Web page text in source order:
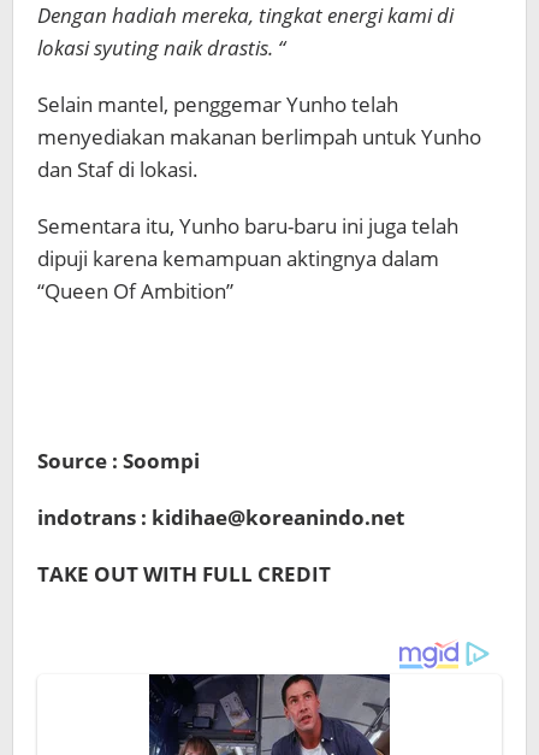
Dengan hadiah mereka, tingkat energi kami di
lokasi syuting naik drastis. “
Selain mantel, penggemar Yunho telah
menyediakan makanan berlimpah untuk Yunho
dan Staf di lokasi.
Sementara itu, Yunho baru-baru ini juga telah
dipuji karena kemampuan aktingnya dalam
“Queen Of Ambition”
Source : Soompi
indotrans : kidihae@koreanindo.net
TAKE OUT WITH FULL CREDIT